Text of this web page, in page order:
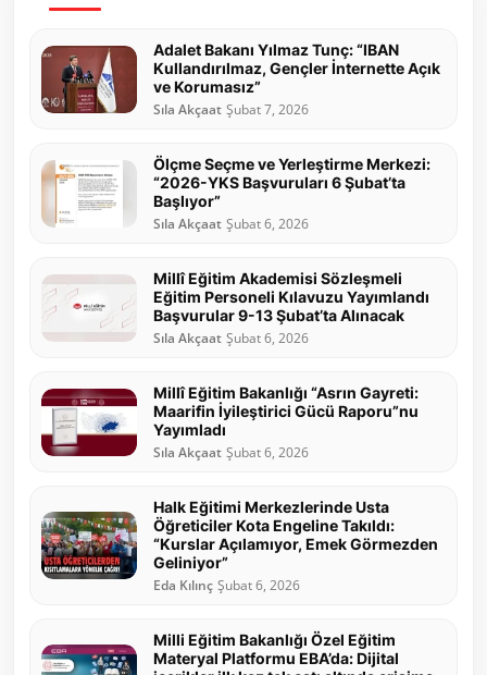
Adalet Bakanı Yılmaz Tunç: “IBAN
Kullandırılmaz, Gençler İnternette Açık
ve Korumasız”
Sıla Akçaat Şubat 7, 2026
Ölçme Seçme ve Yerleştirme Merkezi:
“2026-YKS Başvuruları 6 Şubat’ta
Başlıyor”
Sıla Akçaat Şubat 6, 2026
Millî Eğitim Akademisi Sözleşmeli
Eğitim Personeli Kılavuzu Yayımlandı
Başvurular 9-13 Şubat’ta Alınacak
Sıla Akçaat Şubat 6, 2026
Millî Eğitim Bakanlığı “Asrın Gayreti:
Maarifin İyileştirici Gücü Raporu”nu
Yayımladı
Sıla Akçaat Şubat 6, 2026
Halk Eğitimi Merkezlerinde Usta
Öğreticiler Kota Engeline Takıldı:
“Kurslar Açılamıyor, Emek Görmezden
Geliniyor”
Eda Kılınç Şubat 6, 2026
Milli Eğitim Bakanlığı Özel Eğitim
Materyal Platformu EBA’da: Dijital